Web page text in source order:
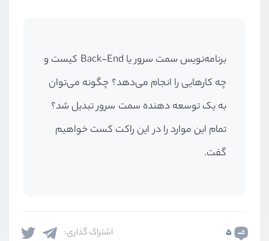
برنامه‌نویس سمت سرور یا Back-End کیست و
چه کارهایی را انجام می‌دهد؟ چگونه می‌توان
به یک توسعه دهنده سمت سرور تبدیل شد؟
تمام این موارد را در این راکت کست خواهیم
گفت.
5 اشتراک گذاری: